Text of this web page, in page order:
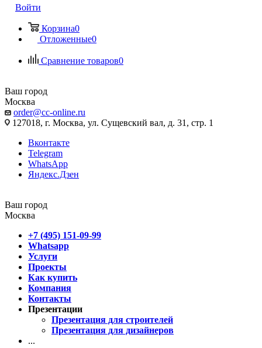
Войти
Корзина0
Отложенные0
Сравнение товаров0
Ваш город
Москва
order@cc-online.ru
127018, г. Москва, ул. Сущевский вал, д. 31, стр. 1
Вконтакте
Telegram
WhatsApp
Яндекс.Дзен
Ваш город
Москва
+7 (495) 151-09-99
Whatsapp
Услуги
Проекты
Как купить
Компания
Контакты
Презентации
Презентация для строителей
Презентация для дизайнеров
...